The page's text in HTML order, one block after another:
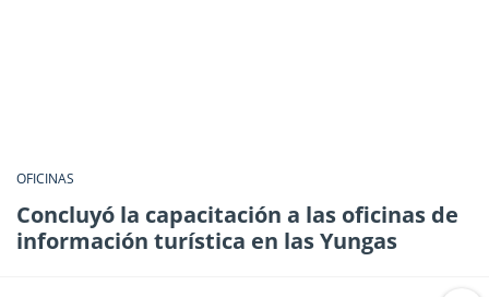
OFICINAS
Concluyó la capacitación a las oficinas de
información turística en las Yungas